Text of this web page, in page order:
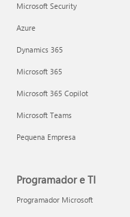
Microsoft Security
Azure
Dynamics 365
Microsoft 365
Microsoft 365 Copilot
Microsoft Teams
Pequena Empresa
Programador e TI
Programador Microsoft